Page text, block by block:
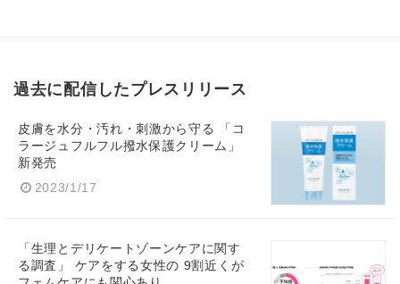
過去に配信したプレスリリース
皮膚を水分・汚れ・刺激から守る 「コ
ラージュフルフル撥水保護クリーム」
新発売
2023/1/17
「生理とデリケートゾーンケアに関す
る調査」 ケアをする女性の 9割近くが